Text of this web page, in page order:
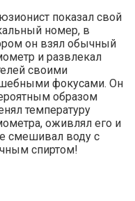
показал свой
номер, в
он взял обычный
и развлекал
своими
фокусами. Он
образом
температуру
оживлял его и
смешивал воду с
спиртом!